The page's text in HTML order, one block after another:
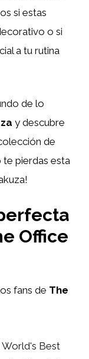
si estas
o si
a tu rutina
de lo
y descubre
de
te pierdas esta
Office
fans de The
World's Best